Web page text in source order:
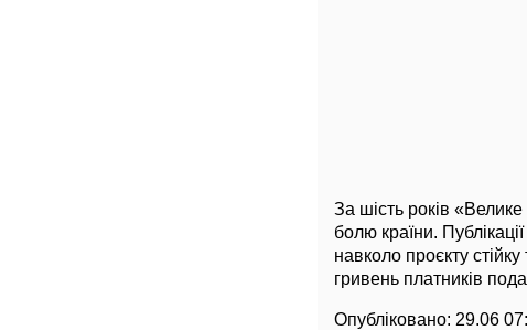
За шість років
болю країни.
навколо проєкту
гривень платників
Опубліковано: 29.06